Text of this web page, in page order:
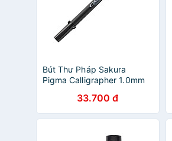
Bút Thư Pháp Sakura
Pigma Calligrapher 1.0mm
33.700 đ